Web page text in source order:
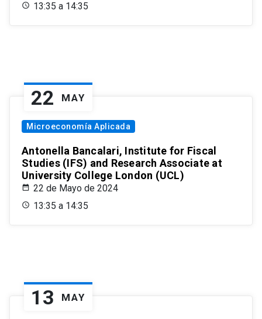
13:35 a 14:35
22 MAY
Microeconomía Aplicada
Antonella Bancalari, Institute for Fiscal
Studies (IFS) and Research Associate at
University College London (UCL)
22 de Mayo de 2024
13:35 a 14:35
13 MAY